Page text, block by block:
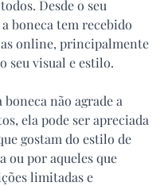
Desde o seu
boneca tem recebido
online, principalmente
seu visual e estilo.
boneca não agrade a
ela pode ser apreciada
gostam do estilo de
ou por aqueles que
limitadas e